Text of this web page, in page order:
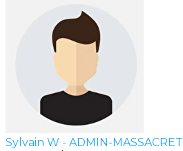
Sylvain W - ADMIN-MASSACRET